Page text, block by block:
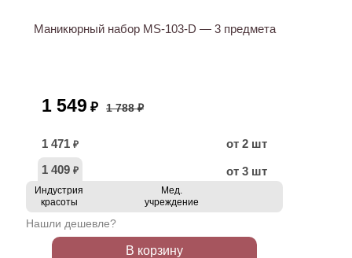
Маникюрный набор MS-103-D — 3 предмета
1 549 ₽ 1 788 ₽
1 471 ₽
от 2 шт
1 409 ₽ от 3 шт
Индустрия
красоты
Мед.
учреждение
Нашли дешевле?
В корзину